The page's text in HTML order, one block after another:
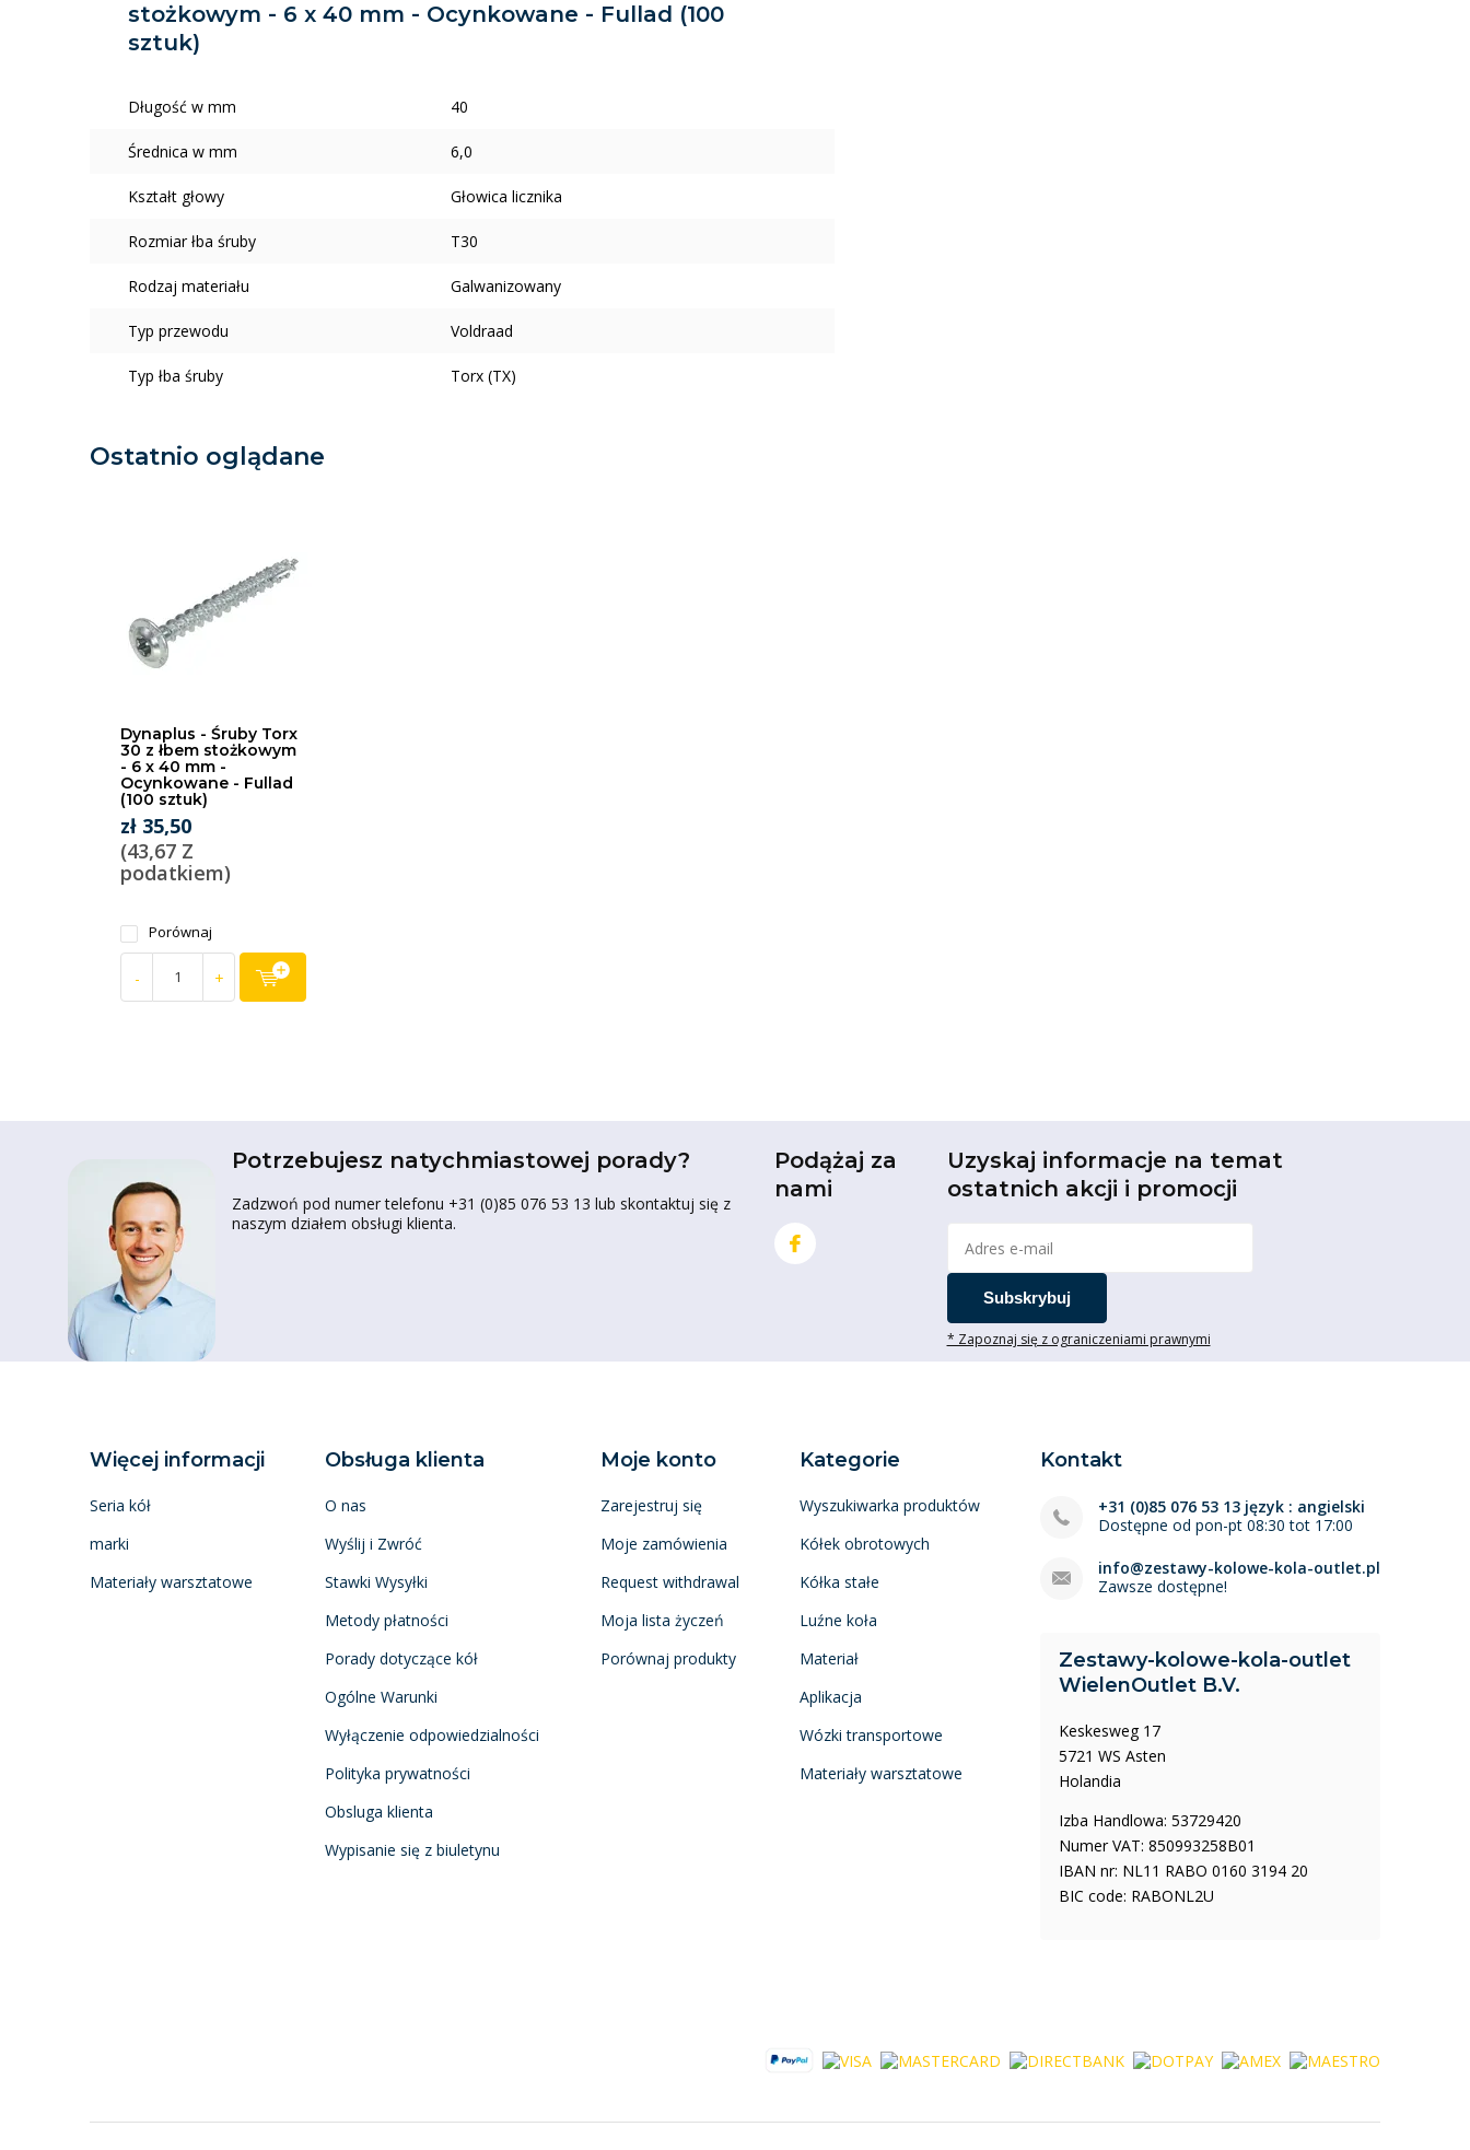
stożkowym - 6 x 40 mm - Ocynkowane - Fullad (100
sztuk)
Długość w mm 40
Średnica w mm 6,0
Kształt głowy Głowica licznika
Rozmiar łba śruby T30
Rodzaj materiału Galwanizowany
Typ przewodu Voldraad
Typ łba śruby Torx (TX)
Ostatnio oglądane
Dynaplus - Śruby Torx
30 z łbem stożkowym
- 6 x 40 mm -
Ocynkowane - Fullad
(100 sztuk)
zł 35,50
(43,67 Z
podatkiem)
Porównaj
- +
Potrzebujesz natychmiastowej porady?
Zadzwoń pod numer telefonu +31 (0)85 076 53 13 lub skontaktuj się z
naszym działem obsługi klienta.
Podążaj za
nami
Uzyskaj informacje na temat
ostatnich akcji i promocji
Subskrybuj
* Zapoznaj się z ograniczeniami prawnymi
Więcej informacji
Seria kół
marki
Materiały warsztatowe
Obsługa klienta
O nas
Wyślij i Zwróć
Stawki Wysyłki
Metody płatności
Porady dotyczące kół
Ogólne Warunki
Wyłączenie odpowiedzialności
Polityka prywatności
Obsluga klienta
Wypisanie się z biuletynu
Moje konto
Zarejestruj się
Moje zamówienia
Request withdrawal
Moja lista życzeń
Porównaj produkty
Kategorie
Wyszukiwarka produktów
Kółek obrotowych
Kółka stałe
Luźne koła
Materiał
Aplikacja
Wózki transportowe
Materiały warsztatowe
Kontakt
+31 (0)85 076 53 13 język : angielski
Dostępne od pon-pt 08:30 tot 17:00
info@zestawy-kolowe-kola-outlet.pl
Zawsze dostępne!
Zestawy-kolowe-kola-outlet
WielenOutlet B.V.
Keskesweg 17
5721 WS Asten
Holandia
Izba Handlowa: 53729420
Numer VAT: 850993258B01
IBAN nr: NL11 RABO 0160 3194 20
BIC code: RABONL2U